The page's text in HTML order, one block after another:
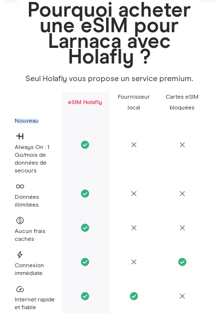
Pourquoi acheter
une eSIM pour
Larnaca avec
Holafly ?
Seul Holafly vous propose un service premium.
eSIM Holafly
Fournisseur
local
Cartes eSIM
bloquées
Nouveau
Always On : 1
Go/mois de
données de
secours
Données
illimitées
Aucun frais
cachés
Connexion
immédiate
Internet rapide
et fiable